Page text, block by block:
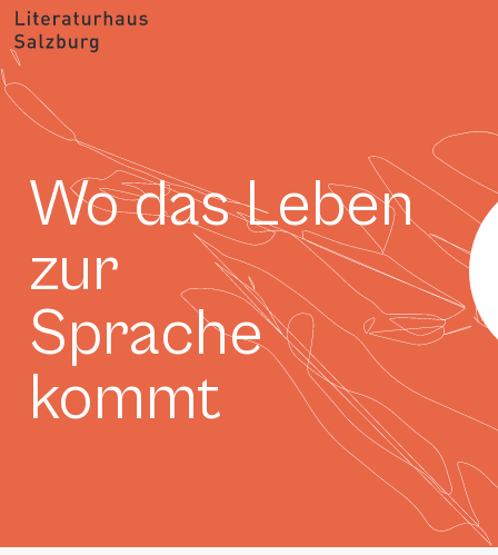
Wo das Leben
zur
Sprache
kommt